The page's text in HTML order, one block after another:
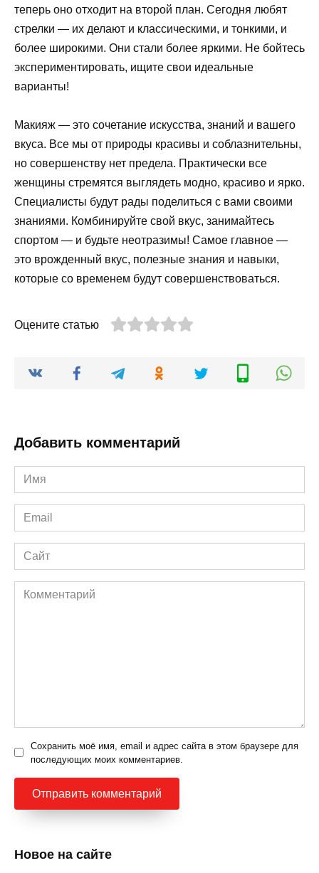
теперь оно отходит на второй план. Сегодня любят
стрелки — их делают и классическими, и тонкими, и
более широкими. Они стали более яркими. Не бойтесь
экспериментировать, ищите свои идеальные
варианты!
Макияж — это сочетание искусства, знаний и вашего
вкуса. Все мы от природы красивы и соблазнительны,
но совершенству нет предела. Практически все
женщины стремятся выглядеть модно, красиво и ярко.
Специалисты будут рады поделиться с вами своими
знаниями. Комбинируйте свой вкус, занимайтесь
спортом — и будьте неотразимы! Самое главное —
это врожденный вкус, полезные знания и навыки,
которые со временем будут совершенствоваться.
Оцените статью
Добавить комментарий
Имя
*
Email
*
Сайт
Комментарий
Сохранить моё имя, email и адрес сайта в этом браузере для
последующих моих комментариев.
Новое на сайте